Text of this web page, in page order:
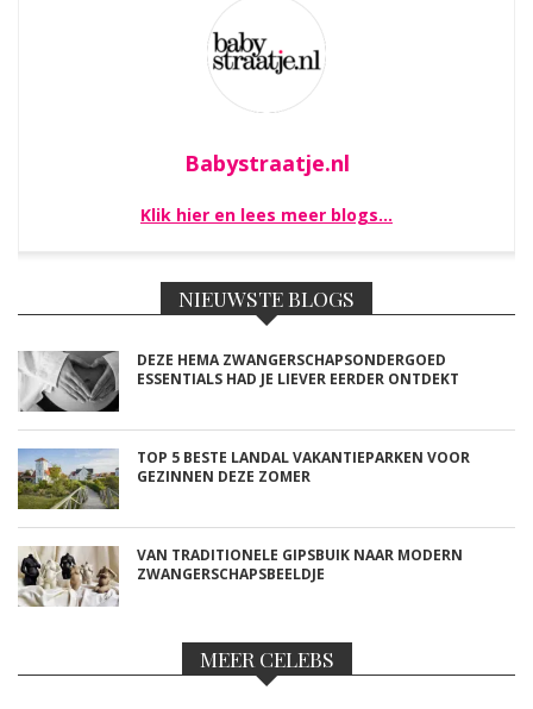
Babystraatje.nl
Klik hier en lees meer blogs…
NIEUWSTE BLOGS
DEZE HEMA ZWANGERSCHAPSONDERGOED
ESSENTIALS HAD JE LIEVER EERDER ONTDEKT
TOP 5 BESTE LANDAL VAKANTIEPARKEN VOOR
GEZINNEN DEZE ZOMER
VAN TRADITIONELE GIPSBUIK NAAR MODERN
ZWANGERSCHAPSBEELDJE
MEER CELEBS